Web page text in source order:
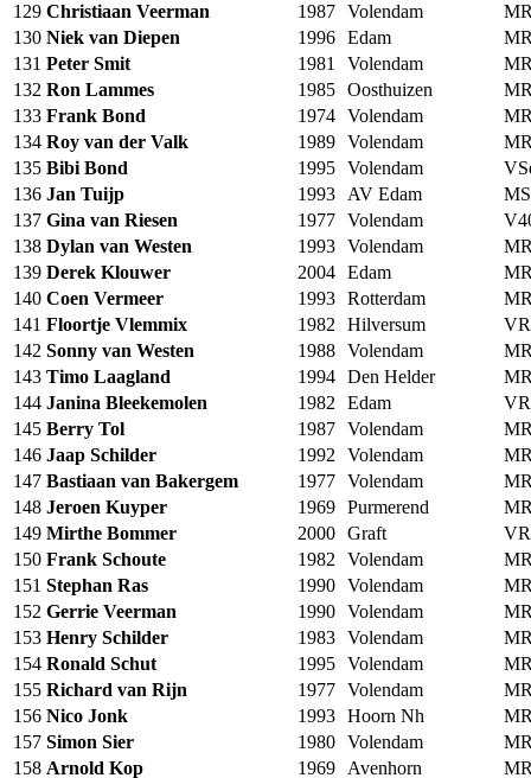
129 Christiaan Veerman 1987 Volendam
130 Niek van Diepen 1996 Edam
131 Peter Smit 1981 Volendam
132 Ron Lammes 1985 Oosthuizen
133 Frank Bond 1974 Volendam
134 Roy van der Valk 1989 Volendam
135 Bibi Bond 1995 Volendam
136 Jan Tuijp 1993 AV Edam
137 Gina van Riesen 1977 Volendam
138 Dylan van Westen 1993 Volendam
139 Derek Klouwer 2004 Edam
140 Coen Vermeer 1993 Rotterdam
141 Floortje Vlemmix 1982 Hilversum
142 Sonny van Westen 1988 Volendam
143 Timo Laagland 1994 Den Helder
144 Janina Bleekemolen 1982 Edam
145 Berry Tol 1987 Volendam
146 Jaap Schilder 1992 Volendam
147 Bastiaan van Bakergem 1977 Volendam
148 Jeroen Kuyper 1969 Purmerend
149 Mirthe Bommer 2000 Graft
150 Frank Schoute 1982 Volendam
151 Stephan Ras 1990 Volendam
152 Gerrie Veerman 1990 Volendam
153 Henry Schilder 1983 Volendam
154 Ronald Schut 1995 Volendam
155 Richard van Rijn 1977 Volendam
156 Nico Jonk 1993 Hoorn Nh
157 Simon Sier 1980 Volendam
158 Arnold Kop 1969 Avenhorn